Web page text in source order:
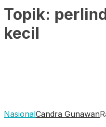
Topik:
kecil
NasionalCandra Gunawan